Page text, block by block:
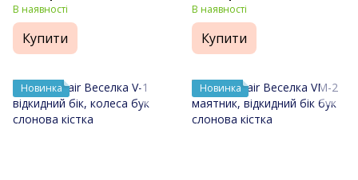
В наявності
Купити
В наявності
Купити
Новинка Новинка